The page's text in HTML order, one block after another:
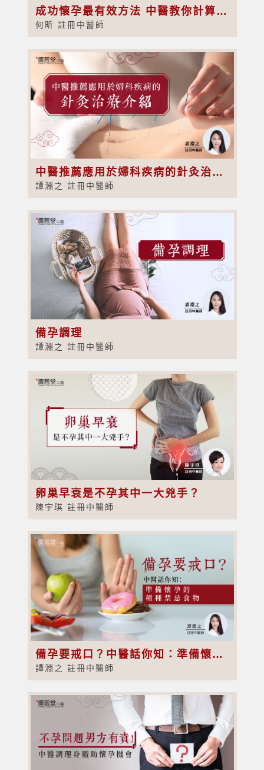
成功懷孕最有效方法 中醫教你計算排卵期
何昕 註冊中醫師
中醫推薦應用於婦科疾病的針灸治療介紹
譚淵之 註冊中醫師
備孕調理
譚淵之 註冊中醫師
卵巢早衰是不孕其中一大兇手？
陳宇琪 註冊中醫師
備孕要戒口？中醫話你知：準備懷孕的種種禁忌食物
譚淵之 註冊中醫師